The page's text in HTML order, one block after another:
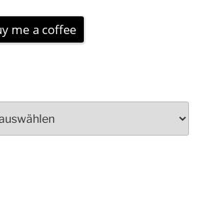
me a coffee